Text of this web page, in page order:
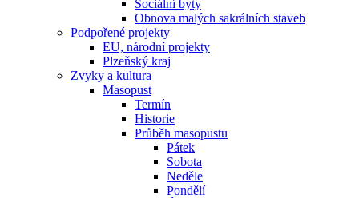
Sociální byty
Obnova malých sakrálních staveb
Podpořené projekty
EU, národní projekty
Plzeňský kraj
Zvyky a kultura
Masopust
Termín
Historie
Průběh masopustu
Pátek
Sobota
Neděle
Pondělí